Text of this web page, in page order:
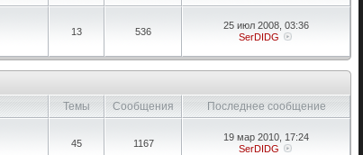
13 536
25 июл 2008, 03:36
SerDIDG
Темы Сообщения
Последнее сообщение
45 1167
19 мар 2010, 17:24
SerDIDG